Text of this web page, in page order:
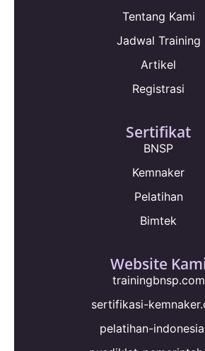
Tentang Kami
Jadwal Training
Artikel
Registrasi
Sertifikat
BNSP
Kemnaker
Pelatihan
Bimtek
Website
trainingbnsp.com
sertifikasi-
pelatihan-